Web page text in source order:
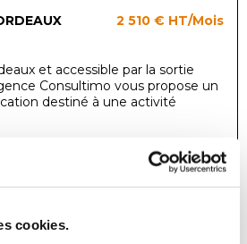
cookies.
2 510 € HT/Mois
et accessible par la sortie
Consultimo vous propose un
destiné à une activité